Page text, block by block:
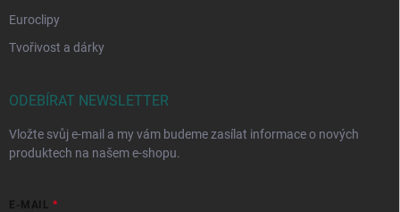
Euroclipy
Tvořivost a dárky
ODEBÍRAT NEWSLETTER
Vložte svůj e-mail a my vám budeme zasílat informace o nových
produktech na našem e-shopu.
E-MAIL